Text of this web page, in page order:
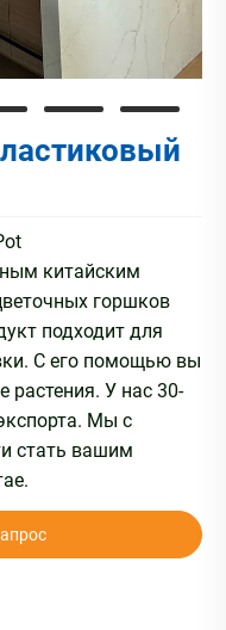
китайским
горшков
подходит для
С его помощью вы
У нас 30-
Мы с
стать вашим